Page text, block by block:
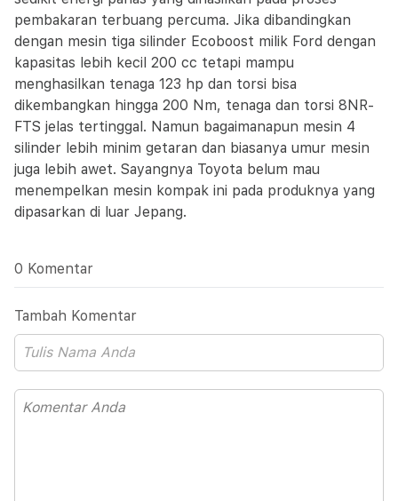
pembakaran terbuang percuma. Jika dibandingkan
dengan mesin tiga silinder Ecoboost milik Ford dengan
kapasitas lebih kecil 200 cc tetapi mampu
menghasilkan tenaga 123 hp dan torsi bisa
dikembangkan hingga 200 Nm, tenaga dan torsi 8NR-
FTS jelas tertinggal. Namun bagaimanapun mesin 4
silinder lebih minim getaran dan biasanya umur mesin
juga lebih awet. Sayangnya Toyota belum mau
menempelkan mesin kompak ini pada produknya yang
dipasarkan di luar Jepang.
0 Komentar
Tambah Komentar